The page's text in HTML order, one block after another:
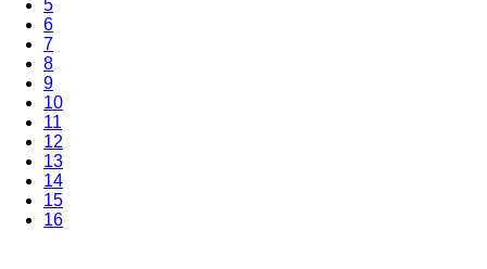
5
6
7
8
9
10
11
12
13
14
15
16